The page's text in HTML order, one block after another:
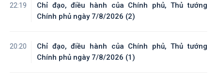
22:19
Chỉ đạo, điều hành của Chính phủ, Thủ tướng
Chính phủ ngày 7/8/2026 (2)
20:20
Chỉ đạo, điều hành của Chính phủ, Thủ tướng
Chính phủ ngày 7/8/2026 (1)